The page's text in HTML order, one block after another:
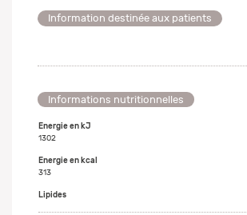
Information destinée aux patients
Informations nutritionnelles
Energie en kJ
1302
Energie en kcal
313
Lipides